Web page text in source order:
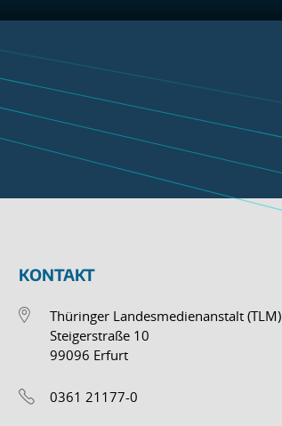
KONTAKT
Thüringer Landesmedienanstalt (TLM)
Steigerstraße 10
99096 Erfurt
0361 21177-0